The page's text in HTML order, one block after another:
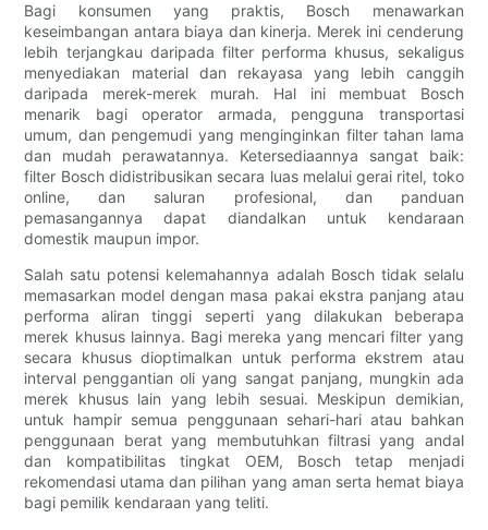
Bagi konsumen yang praktis, Bosch menawarkan
keseimbangan antara biaya dan kinerja. Merek ini cenderung
lebih terjangkau daripada filter performa khusus, sekaligus
menyediakan material dan rekayasa yang lebih canggih
daripada merek-merek murah. Hal ini membuat Bosch
menarik bagi operator armada, pengguna transportasi
umum, dan pengemudi yang menginginkan filter tahan lama
dan mudah perawatannya. Ketersediaannya sangat baik:
filter Bosch didistribusikan secara luas melalui gerai ritel, toko
online, dan saluran profesional, dan panduan
pemasangannya dapat diandalkan untuk kendaraan
domestik maupun impor.
Salah satu potensi kelemahannya adalah Bosch tidak selalu
memasarkan model dengan masa pakai ekstra panjang atau
performa aliran tinggi seperti yang dilakukan beberapa
merek khusus lainnya. Bagi mereka yang mencari filter yang
secara khusus dioptimalkan untuk performa ekstrem atau
interval penggantian oli yang sangat panjang, mungkin ada
merek khusus lain yang lebih sesuai. Meskipun demikian,
untuk hampir semua penggunaan sehari-hari atau bahkan
penggunaan berat yang membutuhkan filtrasi yang andal
dan kompatibilitas tingkat OEM, Bosch tetap menjadi
rekomendasi utama dan pilihan yang aman serta hemat biaya
bagi pemilik kendaraan yang teliti.